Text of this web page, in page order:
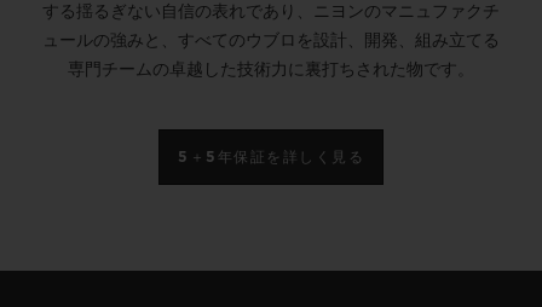
する揺るぎない自信の表れであり、ニヨンのマニュファクチ
ュールの強みと、すべてのウブロを設計、開発、組み立てる
専門チームの卓越した技術力に裏打ちされた物です。
5＋5年保証を詳しく見る